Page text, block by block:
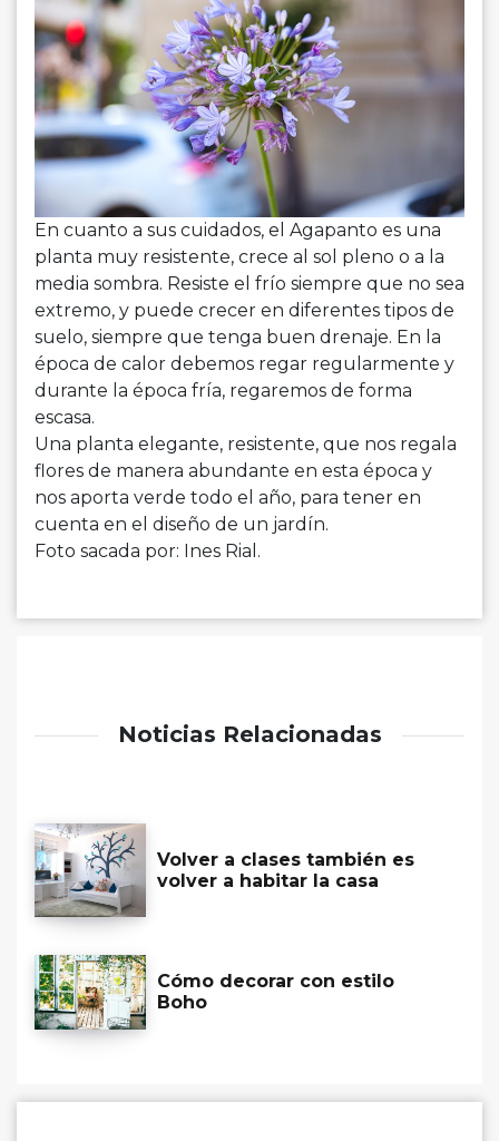
En cuanto a sus cuidados, el Agapanto es una
planta muy resistente, crece al sol pleno o a la
media sombra. Resiste el frío siempre que no sea
extremo, y puede crecer en diferentes tipos de
suelo, siempre que tenga buen drenaje. En la
época de calor debemos regar regularmente y
durante la época fría, regaremos de forma
escasa.
Una planta elegante, resistente, que nos regala
flores de manera abundante en esta época y
nos aporta verde todo el año, para tener en
cuenta en el diseño de un jardín.
Foto sacada por: Ines Rial.
Noticias Relacionadas
Volver a clases también es
volver a habitar la casa
Cómo decorar con estilo
Boho